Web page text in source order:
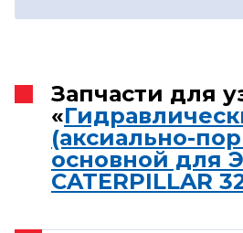
Запчасти для
«
(аксиально-
основной для
CATERPILLAR